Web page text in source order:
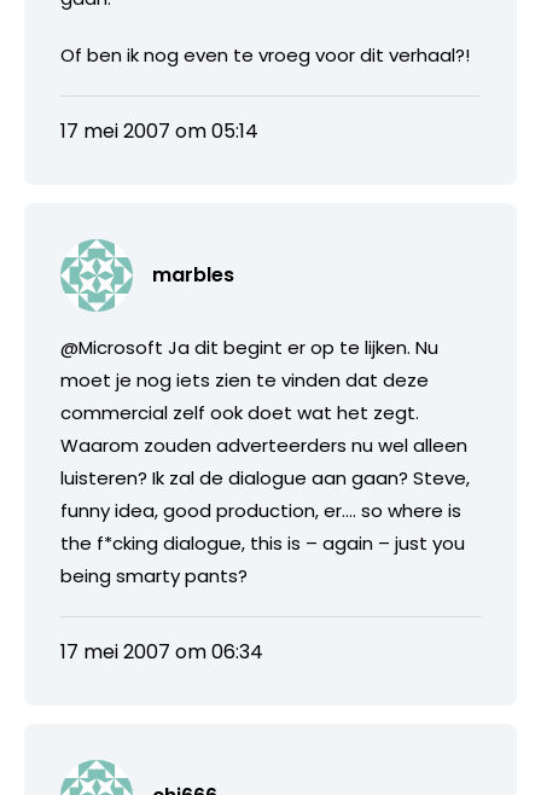
Of ben ik nog even te vroeg voor dit verhaal?!
17 mei 2007 om 05:14
marbles
@Microsoft Ja dit begint er op te lijken. Nu
moet je nog iets zien te vinden dat deze
commercial zelf ook doet wat het zegt.
Waarom zouden adverteerders nu wel alleen
luisteren? Ik zal de dialogue aan gaan? Steve,
funny idea, good production, er…. so where is
the f*cking dialogue, this is – again – just you
being smarty pants?
17 mei 2007 om 06:34